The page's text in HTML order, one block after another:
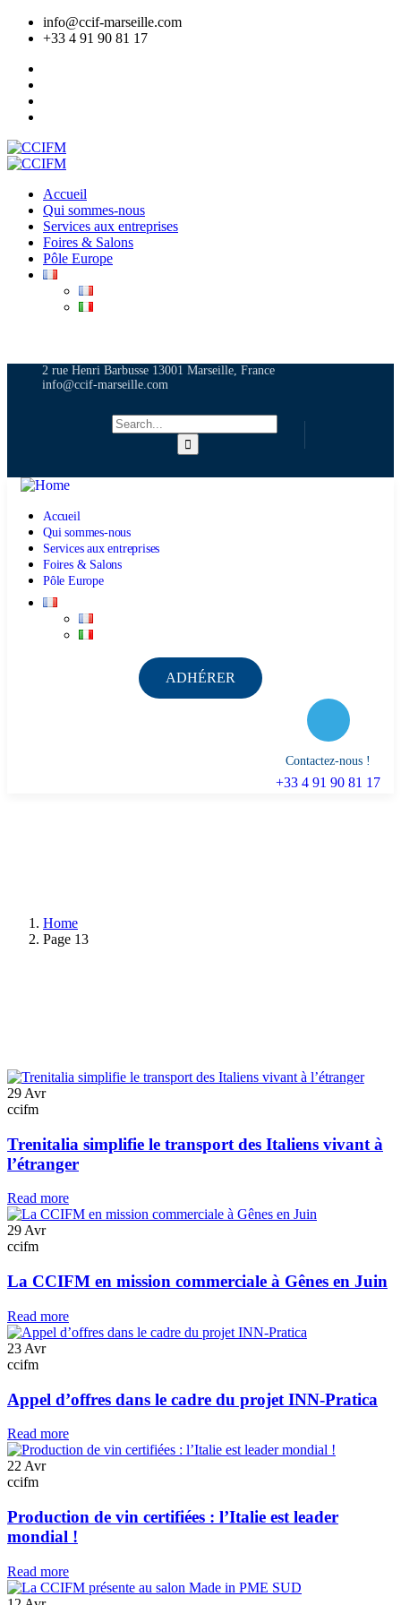
info@ccif-marseille.com
+33 4 91 90 81 17
Accueil
Qui sommes-nous
Services aux entreprises
Foires & Salons
Pôle Europe
2 rue Henri Barbusse 13001 Marseille, France
info@ccif-marseille.com
Accueil
Qui sommes-nous
Services aux entreprises
Foires & Salons
Pôle Europe
ADHÉRER
Contactez-nous !
+33 4 91 90 81 17
Home
Page 13
29 Avr
ccifm
Trenitalia simplifie le transport des Italiens vivant à
l’étranger
Read more
29Avr
ccifm
La CCIFM en mission commerciale à Gênes en Juin
Read more
23 Avr
ccifm
Appel d’offres dans le cadre du projet INN-Pratica
Read more
22 Avr
ccifm
Production de vin certifiées : l’Italie est leader
mondial !
Read more